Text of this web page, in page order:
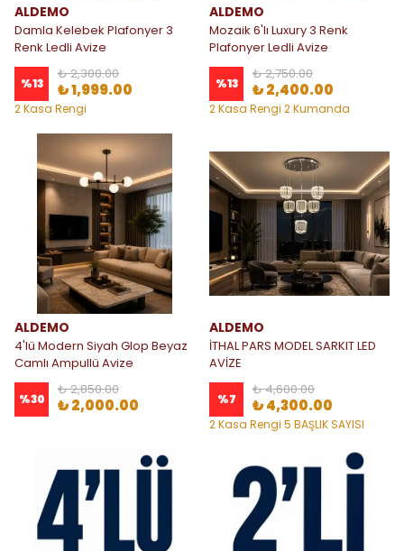
ALDEMO
Damla Kelebek Plafonyer 3
Renk Ledli Avize
%13
₺ 2,300.00
₺ 1,999.00
2 Kasa Rengi
ALDEMO
Mozaik 6'lı Luxury 3 Renk
Plafonyer Ledli Avize
%13
₺ 2,750.00
₺ 2,400.00
2 Kasa Rengi 2 Kumanda
ALDEMO
4'lü Modern Siyah Glop Beyaz
Camlı Ampullü Avize
%30
₺ 2,850.00
₺ 2,000.00
ALDEMO
İTHAL PARS MODEL SARKIT LED
AVİZE
%7
₺ 4,600.00
₺ 4,300.00
2 Kasa Rengi 5 BAŞLIK SAYISI